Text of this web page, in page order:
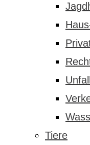
Unfall
Tiere